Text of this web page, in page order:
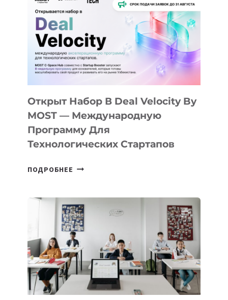
AI
YOUTH
CAMP
ДАЛ
30
ПОДРОСТКАМ
БИЛЕТ
ПРЕДПРИНИМАТЕЛЬСТВО
Открыт Набор В Deal Velocity By
MOST — Международную
Программу Для
Технологических Стартапов
ПОДРОБНЕЕ ОТКРЫТ
DEAL
VELOCITY
BY
MOST
—
МЕЖДУНАРОДНУЮ
ПРОГРАММУ
ДЛЯ